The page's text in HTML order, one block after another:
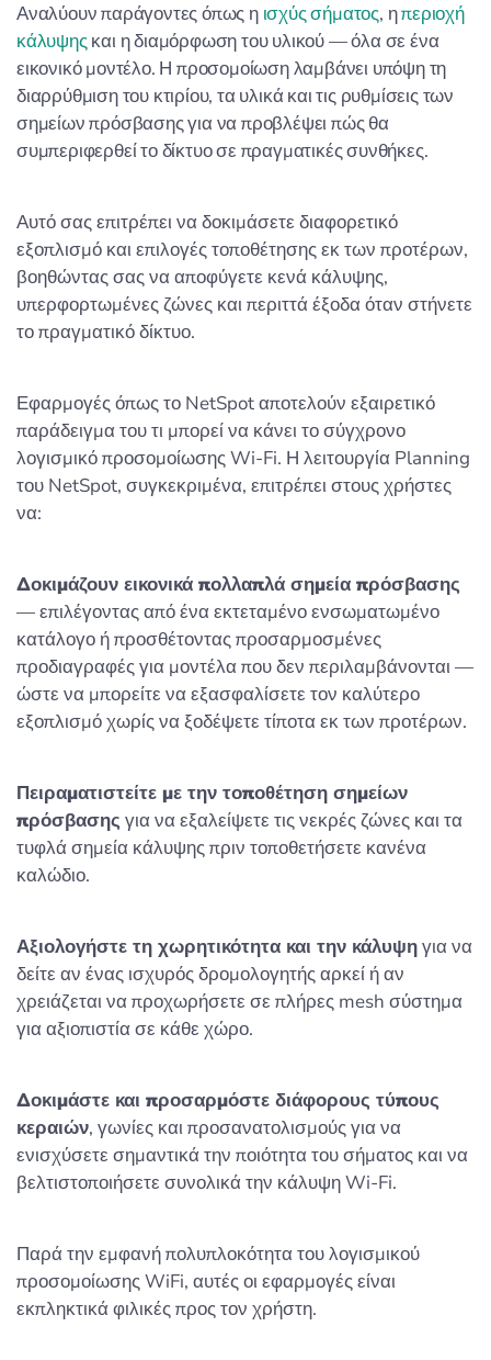
Αναλύουν παράγοντες όπως η ισχύς σήματος, ηπεριοχή
κάλυψηςκαι η διαμόρφωση του υλικού — όλα σε ένα
εικονικό μοντέλο. Η προσομοίωση λαμβάνει υπόψη τη
διαρρύθμιση του κτιρίου, τα υλικά και τις ρυθμίσεις των
σημείων πρόσβασης για να προβλέψει πώς θα
συμπεριφερθεί το δίκτυο σε πραγματικές συνθήκες.
Αυτό σας επιτρέπει να δοκιμάσετε διαφορετικό
εξοπλισμό και επιλογές τοποθέτησης εκ των προτέρων,
βοηθώντας σας να αποφύγετε κενά κάλυψης,
υπερφορτωμένες ζώνες και περιττά έξοδα όταν στήνετε
το πραγματικό δίκτυο.
Εφαρμογές όπως το NetSpot αποτελούν εξαιρετικό
παράδειγμα του τι μπορεί να κάνει το σύγχρονο
λογισμικό προσομοίωσης Wi-Fi. Η λειτουργία Planning
του NetSpot, συγκεκριμένα, επιτρέπει στους χρήστες
να:
Δοκιμάζουν εικονικά πολλαπλά σημεία πρόσβασης
— επιλέγοντας από ένα εκτεταμένο ενσωματωμένο
κατάλογο ή προσθέτοντας προσαρμοσμένες
προδιαγραφές για μοντέλα που δεν περιλαμβάνονται —
ώστε να μπορείτε να εξασφαλίσετε τον καλύτερο
εξοπλισμό χωρίς να ξοδέψετε τίποτα εκ των προτέρων.
Πειραματιστείτε με την τοποθέτηση σημείων
πρόσβασης για να εξαλείψετε τις νεκρές ζώνες και τα
τυφλά σημεία κάλυψης πριν τοποθετήσετε κανένα
καλώδιο.
Αξιολογήστε τη χωρητικότητα και την κάλυψηγια να
δείτε αν ένας ισχυρός δρομολογητής αρκεί ή αν
χρειάζεται να προχωρήσετε σε πλήρες mesh σύστημα
για αξιοπιστία σε κάθε χώρο.
Δοκιμάστε και προσαρμόστε διάφορους τύπους
κεραιών, γωνίες και προσανατολισμούς για να
ενισχύσετε σημαντικά την ποιότητα του σήματος και να
βελτιστοποιήσετε συνολικά την κάλυψη Wi-Fi.
Παρά την εμφανή πολυπλοκότητα του λογισμικού
προσομοίωσης WiFi, αυτές οι εφαρμογές είναι
εκπληκτικά φιλικές προς τον χρήστη.